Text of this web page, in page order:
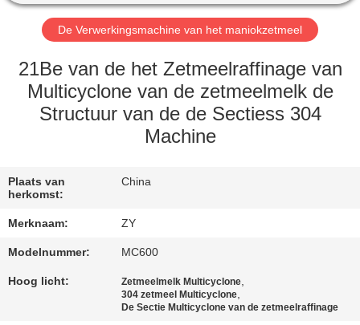
FABRIEKSREIS
KWALITEITSCONTROLE
CONTACTEER
NIEUWS
VERZOEK
OM EEN
De Verwerkingsmachine van het maniokzetmeel
21Be van de het Zetmeelraffinage van
Multicyclone van de zetmeelmelk de
Structuur van de de Sectiess 304
Machine
Plaats van
herkomst:
China
Merknaam: ZY
Modelnummer: MC600
Hoog licht: Zetmeelmelk Multicyclone,
304 zetmeel Multicyclone,
De Sectie Multicyclone van de zetmeelraffinage